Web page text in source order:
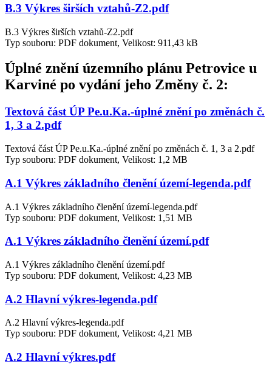
B.3 Výkres širších vztahů-Z2.pdf
B.3 Výkres širších vztahů-Z2.pdf
Typ souboru: PDF dokument, Velikost: 911,43 kB
Úplné znění územního plánu Petrovice u
Karviné po vydání jeho Změny č. 2:
Textová část ÚP Pe.u.Ka.-úplné znění po změnách č.
1, 3 a 2.pdf
Textová část ÚP Pe.u.Ka.-úplné znění po změnách č. 1, 3 a 2.pdf
Typ souboru: PDF dokument, Velikost: 1,2 MB
A.1 Výkres základního členění území-legenda.pdf
A.1 Výkres základního členění území-legenda.pdf
Typ souboru: PDF dokument, Velikost: 1,51 MB
A.1 Výkres základního členění území.pdf
A.1 Výkres základního členění území.pdf
Typ souboru: PDF dokument, Velikost: 4,23 MB
A.2 Hlavní výkres-legenda.pdf
A.2 Hlavní výkres-legenda.pdf
Typ souboru: PDF dokument, Velikost: 4,21 MB
A.2 Hlavní výkres.pdf